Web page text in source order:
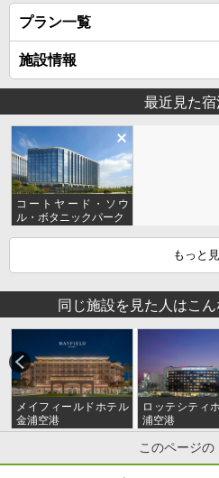
プラン一覧
施設情報
最近見た宿
コートヤード・ソウ
ル・ボタニックパーク
もっと
同じ施設を見た人はこ
メイフィールドホテル
金浦空港
ロッテシティ
浦空港
このページの